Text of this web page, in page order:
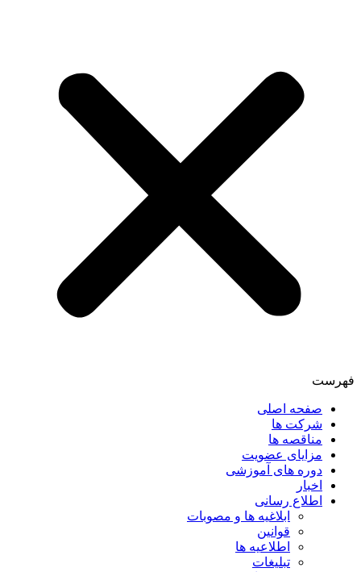
فهرست
صفحه اصلی
شرکت ها
مناقصه ها
مزایای عضویت
دوره های آموزشی
اخبار
اطلاع رسانی
ابلاغیه ها و مصوبات
قوانین
اطلاعیه ها
تبلیغات